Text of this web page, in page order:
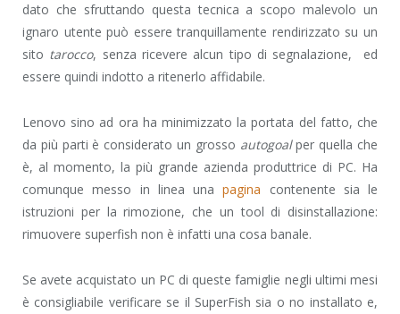
dato che sfruttando questa tecnica a scopo malevolo un
ignaro utente può essere tranquillamente rendirizzato su un
sito tarocco, senza ricevere alcun tipo di segnalazione, ed
essere quindi indotto a ritenerlo affidabile.
Lenovo sino ad ora ha minimizzato la portata del fatto, che
da più parti è considerato un grosso autogoalper quella che
è, al momento, la più grande azienda produttrice di PC. Ha
comunque messo in linea unapagina contenente sia le
istruzioni per la rimozione, che un tool di disinstallazione:
rimuovere superfish non è infatti una cosa banale.
Se avete acquistato un PC di queste famiglie negli ultimi mesi
è consigliabile verificare se il SuperFish sia o no installato e,